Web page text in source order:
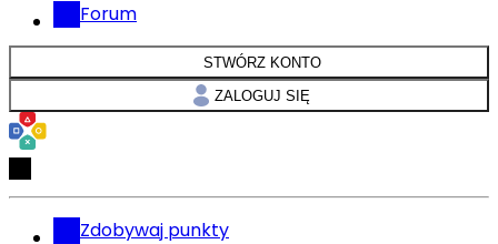
Forum
STWÓRZ KONTO
ZALOGUJ SIĘ
Zdobywaj punkty